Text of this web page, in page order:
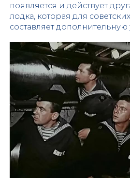
появляется и действует
лодка, которая для
составляет дополнительную